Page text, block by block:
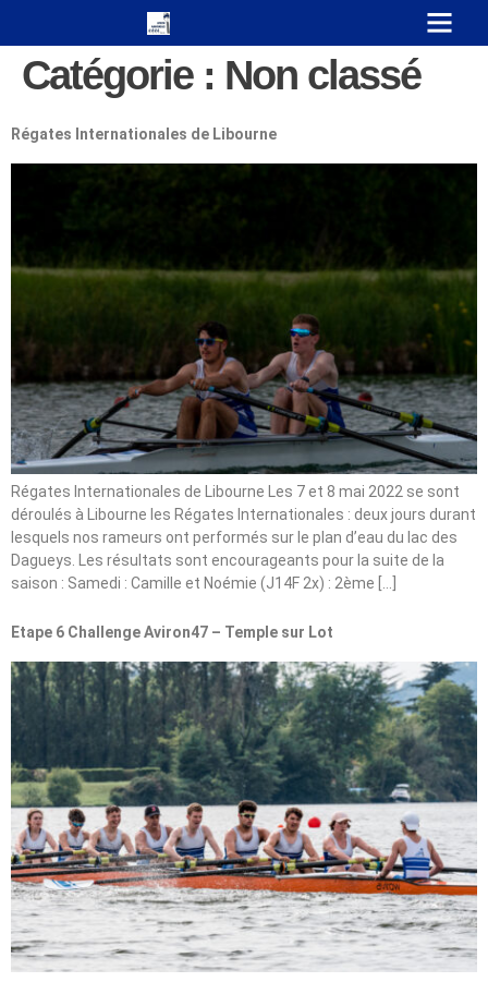
Catégorie : Non classé
Régates Internationales de Libourne
Régates Internationales de Libourne Les 7 et 8 mai 2022 se sont
déroulés à Libourne les Régates Internationales : deux jours durant
lesquels nos rameurs ont performés sur le plan d’eau du lac des
Dagueys. Les résultats sont encourageants pour la suite de la
saison : Samedi : Camille et Noémie (J14F 2x) : 2ème […]
Etape 6 Challenge Aviron47 – Temple sur Lot